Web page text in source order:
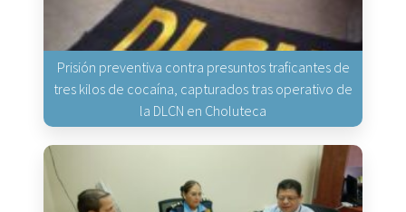
Prisión preventiva contra presuntos traficantes de
tres kilos de cocaína, capturados tras operativo de
la DLCN en Choluteca